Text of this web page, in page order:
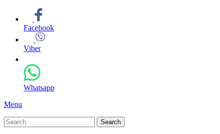
Facebook
Viber
Whatsapp
Menu
Search
for: